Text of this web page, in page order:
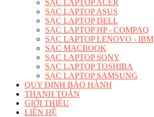
SẠC LAPTOP ACER
SẠC LAPTOP ASUS
SẠC LAPTOP DELL
SẠC LAPTOP HP - COMPAQ
SẠC LAPTOP LENOVO - IBM
SẠC MACBOOK
SẠC LAPTOP SONY
SẠC LAPTOP TOSHIBA
SẠC LAPTOP SAMSUNG
QUY ĐỊNH BẢO HÀNH
THANH TOÁN
GIỚI THIỆU
LIÊN HỆ